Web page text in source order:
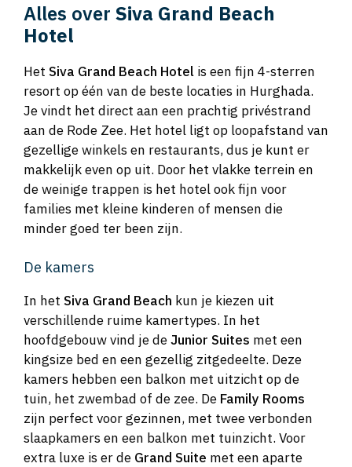
Alles over Siva Grand Beach
Hotel
Het Siva Grand Beach Hotel is een fijn 4-sterren
resort op één van de beste locaties in Hurghada.
Je vindt het direct aan een prachtig privéstrand
aan de Rode Zee. Het hotel ligt op loopafstand van
gezellige winkels en restaurants, dus je kunt er
makkelijk even op uit. Door het vlakke terrein en
de weinige trappen is het hotel ook fijn voor
families met kleine kinderen of mensen die
minder goed ter been zijn.
De kamers
In het Siva Grand Beach kun je kiezen uit
verschillende ruime kamertypes. In het
hoofdgebouw vind je deJunior Suites met een
kingsize bed en een gezellig zitgedeelte. Deze
kamers hebben een balkon met uitzicht op de
tuin, het zwembad of de zee. De Family Rooms
zijn perfect voor gezinnen, met twee verbonden
slaapkamers en een balkon met tuinzicht. Voor
extra luxe is er de Grand Suite met een aparte